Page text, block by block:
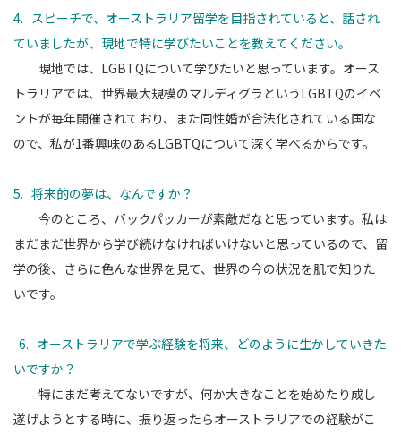
4. スピーチで、オーストラリア留学を目指されていると、話され
ていましたが、現地で特に学びたいことを教えてください。
現地では、LGBTQについて学びたいと思っています。オース
トラリアでは、世界最大規模のマルディグラというLGBTQのイベ
ントが毎年開催されており、 また同性婚が合法化されている国な
ので、私が1番興味のあるLGBTQについて深く学べるからです。
5. 将来的の夢は、なんですか？
今のところ、バックパッカーが素敵だなと思っています。私は
まだまだ世界から学び続けなければいけないと思っているので、 留
学の後、さらに色んな世界を見て、世界の今の状況を肌で知りた
いです。
6. オーストラリアで学ぶ経験を将来、どのように生かしていきた
いですか？
特にまだ考えてないですが、何か大きなことを始めたり成し
遂げようとする時に、振り返ったらオーストラリアでの経験がこ